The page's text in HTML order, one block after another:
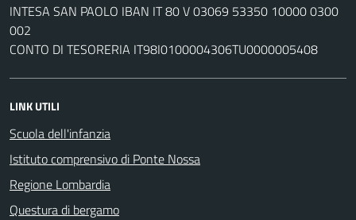
INTESA SAN PAOLO IBAN IT 80 V 03069 53350 10000 0300
002
CONTO DI TESORERIA IT98I0100004306TU0000005408
LINK UTILI
Scuola dell'infanzia
Istituto comprensivo di Ponte Nossa
Regione Lombardia
Questura di bergamo